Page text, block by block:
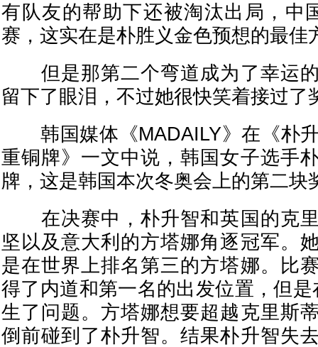
有队友的帮助下还被淘汰出局，中
赛，这实在是朴胜义金色预想的最佳
但是那第二个弯道成为了幸运的
留下了眼泪，不过她很快笑着接过了
韩国媒体《MADAILY》在《朴
重铜牌》一文中说，韩国女子选手
牌，这是韩国本次冬奥会上的第二块
在决赛中，朴升智和英国的克里
坚以及意大利的方塔娜角逐冠军。
是在世界上排名第三的方塔娜。比
得了内道和第一名的出发位置，但
生了问题。方塔娜想要超越克里斯
倒前碰到了朴升智。结果朴升智失